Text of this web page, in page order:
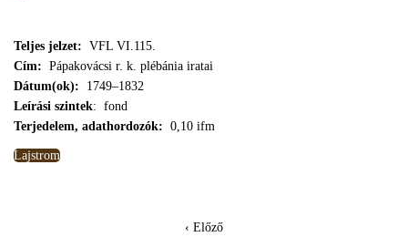
Teljes jelzet: VFL VI.115.
Cím: Pápakovácsi r. k. plébánia iratai
Dátum(ok): 1749–1832
Leírási szintek: fond
Terjedelem, adathordozók: 0,10 ifm
Lajstrom
‹ Előző